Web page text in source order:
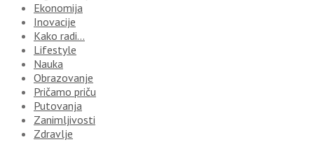
Ekonomija
Inovacije
Kako radi…
Lifestyle
Nauka
Obrazovanje
Pričamo priču
Putovanja
Zanimljivosti
Zdravlje